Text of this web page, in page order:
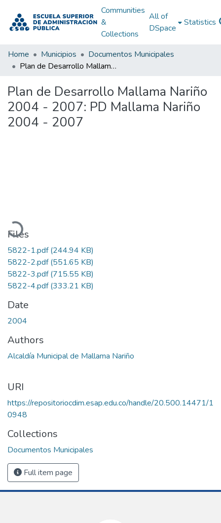
Communities
&
Collections
All of
DSpace
Statistics
Home Municipios
Documentos Municipales
Plan de Desarrollo Mallama Nariño 2004 - 2007: PD Mallama Nariño 2004 - 2007
Plan de Desarrollo Mallama Nariño
2004 - 2007: PD Mallama Nariño
2004 - 2007
Loading...
Files
5822-1.pdf(244.94 KB)
5822-2.pdf(551.65 KB)
5822-3.pdf(715.55 KB)
5822-4.pdf(333.21 KB)
Date
2004
Authors
Alcaldía Municipal de Mallama Nariño
URI
https://repositoriocdim.esap.edu.co/handle/20.500.14471/1
0948
Collections
Documentos Municipales
Full item page